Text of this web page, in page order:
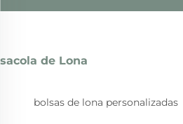
sacola de Lona
bolsas de lona personalizadas